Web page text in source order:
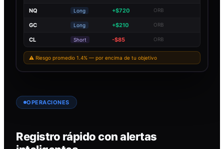
NQ Long +$720 ORB
GC Long +$210 ORB
CL Short -$85 ORB
⚠ Riesgo promedio 1.4% — por encima de tu objetivo
OPERACIONES
Registro rápido con alertas